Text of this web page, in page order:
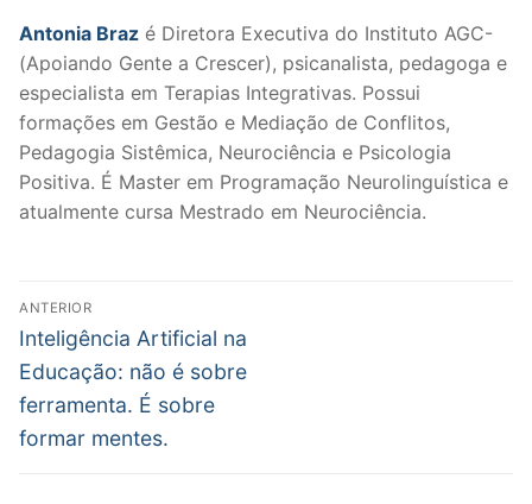
Antonia Braz é Diretora Executiva do Instituto AGC-
(Apoiando Gente a Crescer), psicanalista, pedagoga e
especialista em Terapias Integrativas. Possui
formações em Gestão e Mediação de Conflitos,
Pedagogia Sistêmica, Neurociência e Psicologia
Positiva. É Master em Programação Neurolinguística e
atualmente cursa Mestrado em Neurociência.
Navegação
de
Post
ANTERIOR
Post
anterior:
Inteligência Artificial na
Educação: não é sobre
ferramenta. É sobre
formar mentes.